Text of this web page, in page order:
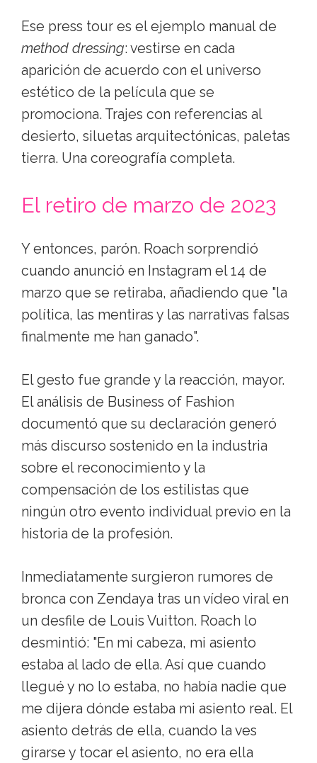
Ese press tour es el ejemplo manual de
method dressing: vestirse en cada
aparición de acuerdo con el universo
estético de la película que se
promociona. Trajes con referencias al
desierto, siluetas arquitectónicas, paletas
tierra. Una coreografía completa.
El retiro de marzo de 2023
Y entonces, parón. Roach sorprendió
cuando anunció en Instagram el 14 de
marzo que se retiraba, añadiendo que "la
política, las mentiras y las narrativas falsas
finalmente me han ganado".
El gesto fue grande y la reacción, mayor.
El análisis de Business of Fashion
documentó que su declaración generó
más discurso sostenido en la industria
sobre el reconocimiento y la
compensación de los estilistas que
ningún otro evento individual previo en la
historia de la profesión.
Inmediatamente surgieron rumores de
bronca con Zendaya tras un vídeo viral en
un desfile de Louis Vuitton. Roach lo
desmintió: "En mi cabeza, mi asiento
estaba al lado de ella. Así que cuando
llegué y no lo estaba, no había nadie que
me dijera dónde estaba mi asiento real. El
asiento detrás de ella, cuando la ves
girarse y tocar el asiento, no era ella